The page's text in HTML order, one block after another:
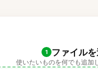
1 ファイル
使いたいものを何でも追加